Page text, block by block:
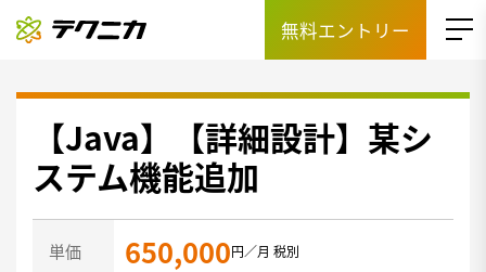
無料エントリー
【Java】【詳細設計】某シ
ステム機能追加
単価 650,000円／月 税別